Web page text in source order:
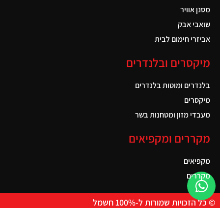
מסנן אוויר
שואבי אבק
אביזרי חימום לבית
מיקסרים ובלנדרים
בלנדרים ומוטות בלנדרים
מיקסרים
מעבדי מזון ומטחנות בשר
מקררים ומקפיאים
מקפיאים
מקררים
© כל הזכויות שמורות ל-100% חשמל